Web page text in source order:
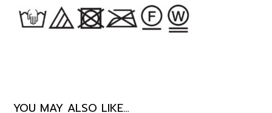
YOU MAY ALSO LIKE…